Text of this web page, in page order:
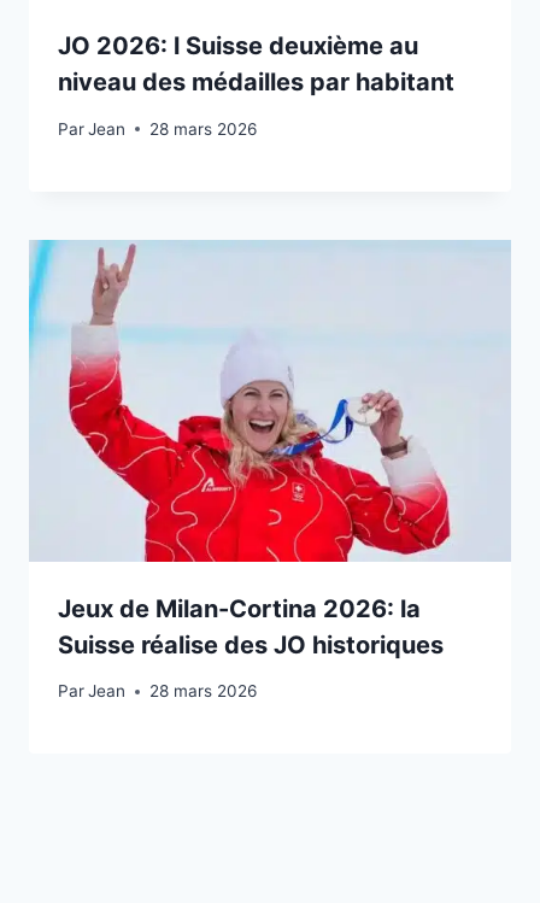
JO 2026: l Suisse deuxième au
niveau des médailles par habitant
ParJean
24 février 202628 mars 2026
Jeux de Milan-Cortina 2026: la
Suisse réalise des JO historiques
ParJean
22 février 202628 mars 2026